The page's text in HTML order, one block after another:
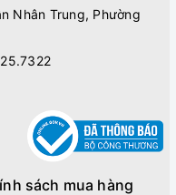
Nhân Trung, Phường
sách mua hàng